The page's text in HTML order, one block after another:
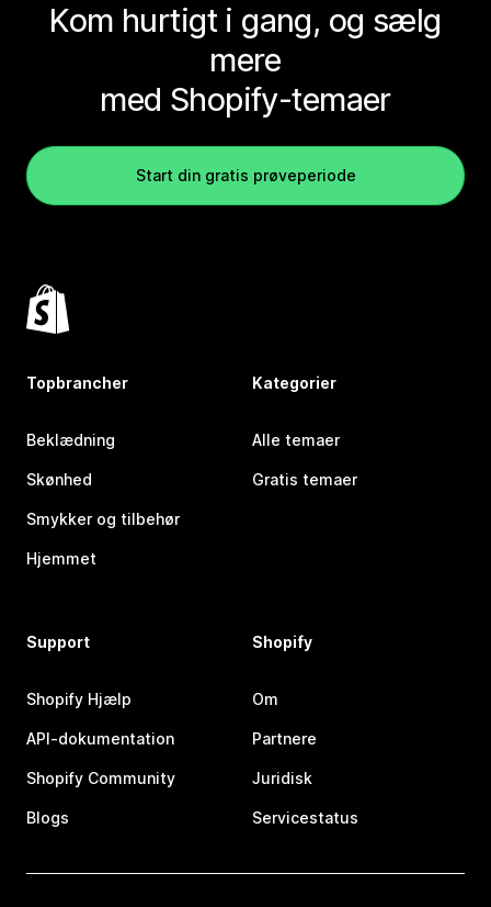
Kom hurtigt i gang, og sælg
mere
med Shopify-temaer
Start din gratis prøveperiode
Topbrancher
Beklædning
Skønhed
Smykker og tilbehør
Hjemmet
Kategorier
Alle temaer
Gratis temaer
Support
Shopify Hjælp
API-dokumentation
Shopify Community
Blogs
Shopify
Om
Partnere
Juridisk
Servicestatus